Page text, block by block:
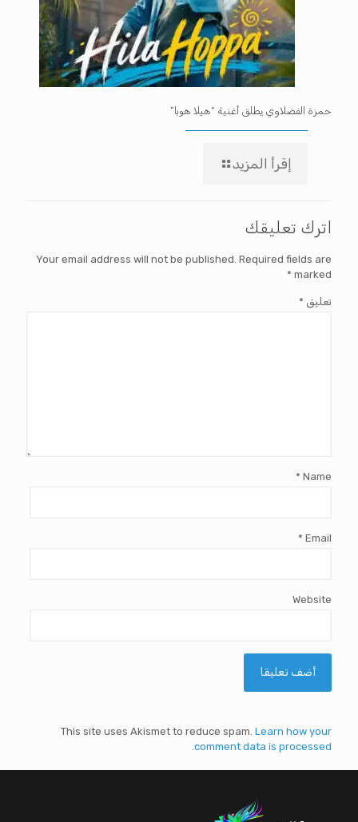
حمزة الفضلاوي يطلق أغنية “هيلا هوبا”
إقرأ المزيد
اترك تعليقك
Your email address will not be published. Required fields are
marked
*
تعليق *
Name
*
Email
*
Website
This site uses Akismet to reduce spam. Learn how your
comment data is processed.